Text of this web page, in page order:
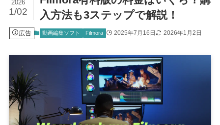
入方法も3ステップで解説！
2026
1/02
広告 動画編集ソフト Filmora 2025年7月16日 2026年1月2日